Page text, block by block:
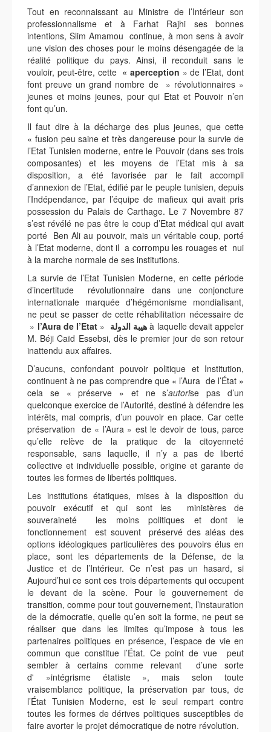
Tout en reconnaissant au Ministre de l’Intérieur son
professionnalisme et à Farhat Rajhi ses bonnes
intentions, Slim Amamou continue, à mon sens à avoir
une vision des choses pour le moins désengagée de la
réalité politique du pays. Ainsi, il reconduit sans le
vouloir, peut-être, cette « aperception » de l’Etat, dont
font preuve un grand nombre de » révolutionnaires »
jeunes et moins jeunes, pour qui Etat et Pouvoir n’en
font qu’un.
Il faut dire à la décharge des plus jeunes, que cette
« fusion peu saine et très dangereuse pour la survie de
l’Etat Tunisien moderne, entre le Pouvoir (dans ses trois
composantes) et les moyens de l’Etat mis à sa
disposition, a été favorisée par le fait accompli
d’annexion de l’Etat, édifié par le peuple tunisien, depuis
l’Indépendance, par l’équipe de mafieux qui avait pris
possession du Palais de Carthage. Le 7 Novembre 87
s’est révélé ne pas être le coup d’Etat médical qui avait
porté Ben Ali au pouvoir, mais un véritable coup, porté
à l’Etat moderne, dont il a corrompu les rouages et nui
à la marche normale de ses institutions.
La survie de l’Etat Tunisien Moderne, en cette période
d’incertitude révolutionnaire dans une conjoncture
internationale marquée d’hégémonisme mondialisant,
ne peut se passer de cette réhabilitation nécessaire de
» l’Aura de l’Etat » هيبة الدولة à laquelle devait appeler
M. Béji Caïd Essebsi, dès le premier jour de son retour
inattendu aux affaires.
D’aucuns, confondant pouvoir politique et Institution,
continuent à ne pas comprendre que « l’Aura de l’État »
cela se « préserve » et ne s’autorise pas d’un
quelconque exercice de l’Autorité, destiné à défendre les
intérêts, mal compris, d’un pouvoir en place. Car cette
préservation de « l’Aura » est le devoir de tous, parce
qu’elle relève de la pratique de la citoyenneté
responsable, sans laquelle, il n’y a pas de liberté
collective et individuelle possible, origine et garante de
toutes les formes de libertés politiques.
Les institutions étatiques, mises à la disposition du
pouvoir exécutif et qui sont les ministères de
souveraineté les moins politiques et dont le
fonctionnement est souvent préservé des aléas des
options idéologiques particulières des pouvoirs élus en
place, sont les départements de la Défense, de la
Justice et de l’Intérieur. Ce n’est pas un hasard, si
Aujourd’hui ce sont ces trois départements qui occupent
le devant de la scène. Pour le gouvernement de
transition, comme pour tout gouvernement, l’instauration
de la démocratie, quelle qu’en soit la forme, ne peut se
réaliser que dans les limites qu’impose à tous les
partenaires politiques en présence, l’espace de vie en
commun que constitue l’État. Ce point de vue peut
sembler à certains comme relevant d’une sorte
d' »intégrisme étatiste », mais selon toute
vraisemblance politique, la préservation par tous, de
l’État Tunisien Moderne, est le seul rempart contre
toutes les formes de dérives politiques susceptibles de
faire avorter le projet démocratique de notre révolution.